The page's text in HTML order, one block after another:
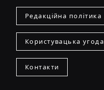
Редакційна політика
Користувацька угода
Контакти